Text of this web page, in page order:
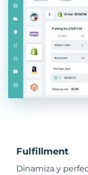
Fulfillment
Dinamiza y